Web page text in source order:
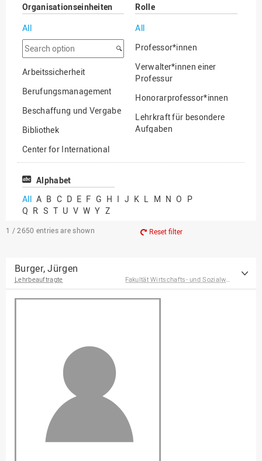
Organisationseinheiten
All
Search
option
Arbeitssicherheit
Berufungsmanagement
Beschaffung und Vergabe
Bibliothek
Center for International
Mobility
Center for International
Chancengerechtigkeit
eLearning Competence
Fakultät
Agrarwissenschaften und
und Informatik
Fakultät Management,
Kultur und Technik
Fakultät Wirtschafts- und
Sozialwissenschaften
Finanzen
Rolle
All
Professor*innen
Verwalter*innen einer
Professur
Honorarprofessor*innen
Lehrkraft für besondere
Aufgaben
Professor*innen im
Alphabet
All A B C D E F G H I J K L M N O P
Q R S T U V W Y Z
1 / 2650 entries are shown Reset filter
Burger, Jürgen
Lehrbeauftragte